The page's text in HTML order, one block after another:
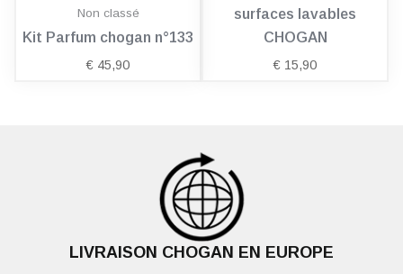
Non classé
Kit Parfum chogan n°133
€ 45,90
surfaces lavables
CHOGAN
€ 15,90
LIVRAISON CHOGAN EN EUROPE